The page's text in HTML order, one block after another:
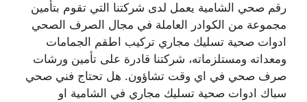
رقم صحي الشامية يعمل لدى شركتنا التي تقوم بتأمين
مجموعة من الكوادر العاملة في مجال الصرف الصحي
ادوات صحية تسليك مجاري تركيب اطقم الجمامات
ومعداته ومستلزماته، شركتنا قادرة على تأمين ورشات
صرف صحي في اي وقت تشاؤون. هل تحتاج فني صحي
سباك ادوات صحية تسليك مجاري في الشامية او